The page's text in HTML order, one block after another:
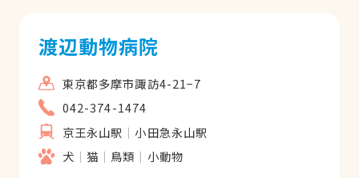
渡辺動物病院
東京都多摩市諏訪4-21−7
042-374-1474
京王永山駅
小田急永山駅
犬
猫 鳥類 小動物